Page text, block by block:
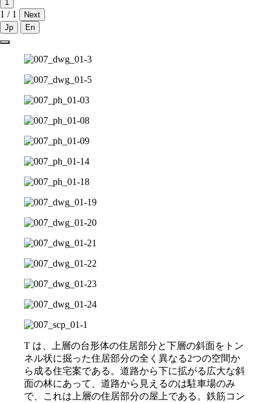
1
1 / 1
Next
Jp
En
T は、上層の台形体の住居部分と下層の斜面をトン
ネル状に掘った住居部分の全く異なる2つの空間か
ら成る住宅案である。道路から下に拡がる広大な斜
面の林にあって、道路から見えるのは駐車場のみ
で、これは上層の住居部分の屋上である。鉄筋コン